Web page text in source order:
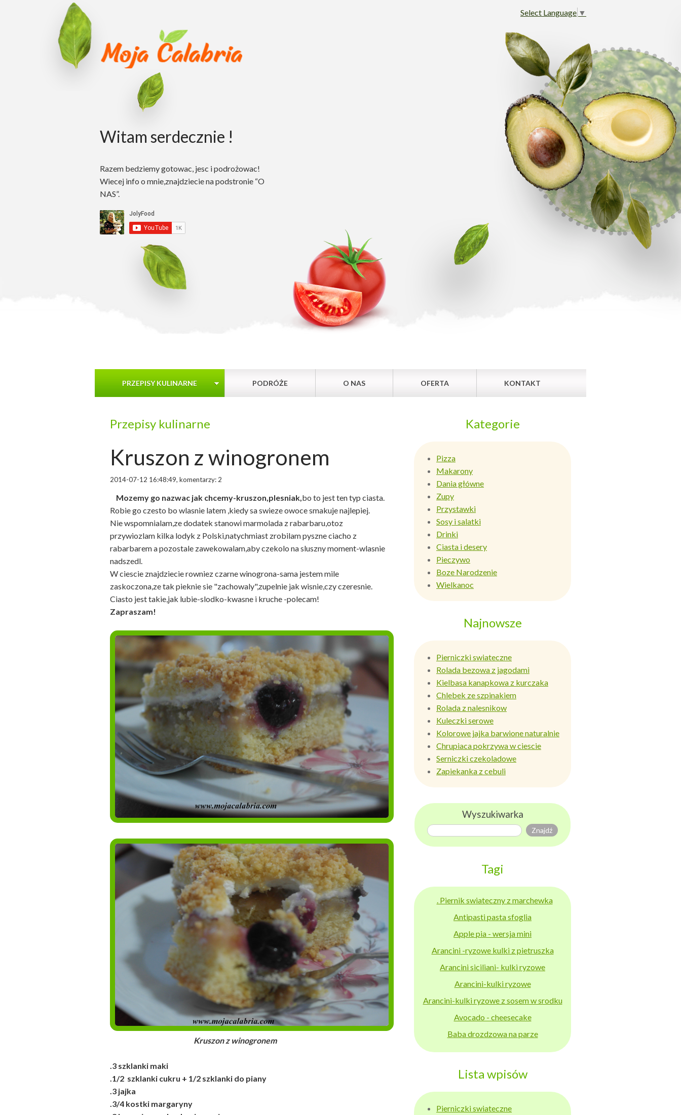
Witam serdecznie !
Razem bedziemy gotowac, jesc i podrożowac!
Wiecej info o mnie,znajdziecie na podstronie “O
NAS”.
Select Language ▼
PRZEPISY KULINARNE PODRÓŻE O NAS OFERTA KONTAKT
Przepisy kulinarne
Kruszon z winogronem
2014-07-12 16:48:49, komentarzy: 2
Mozemy go nazwac jak chcemy-kruszon,plesniak,bo to jest ten typ ciasta.
Robie go czesto bo wlasnie latem ,kiedy sa swieze owoce smakuje najlepiej.
Nie wspomnialam,ze dodatek stanowi marmolada z rabarbaru,otoz
przywiozlam kilka lodyk z Polski,natychmiast zrobilam pyszne ciacho z
rabarbarem a pozostale zawekowalam,aby czekolo na sluszny moment-wlasnie
nadszedl.
W ciescie znajdziecie rowniez czarne winogrona-sama jestem mile
zaskoczona,ze tak pieknie sie "zachowaly",zupelnie jak wisnie,czy czeresnie.
Ciasto jest takie,jak lubie-slodko-kwasne i kruche -polecam!
Zapraszam!
Kruszon z winogronem
.3 szklanki maki
.1/2 szklanki cukru + 1/2 szklanki do piany
.3 jajka
.3/4 kostki margaryny
Kategorie
Pizza
Makarony
Dania główne
Zupy
Przystawki
Sosy i salatki
Drinki
Ciasta i desery
Pieczywo
Boze Narodzenie
Wielkanoc
Najnowsze
Pierniczki swiateczne
Rolada bezowa z jagodami
Kielbasa kanapkowa z kurczaka
Chlebek ze szpinakiem
Rolada z nalesnikow
Kuleczki serowe
Kolorowe jajka barwione naturalnie
Chrupiaca pokrzywa w ciescie
Serniczki czekoladowe
Zapiekanka z cebuli
Wyszukiwarka
Tagi
. Piernik swiateczny z marchewka
Antipasti pasta sfoglia
Apple pia - wersja mini
Arancini -ryzowe kulki z pietruszka
Arancini siciliani- kulki ryzowe
Arancini-kulki ryzowe
Arancini-kulki ryzowe z sosem w srodku
Avocado - cheesecake
Baba drozdzowa na parze
Lista wpisów
Pierniczki swiateczne